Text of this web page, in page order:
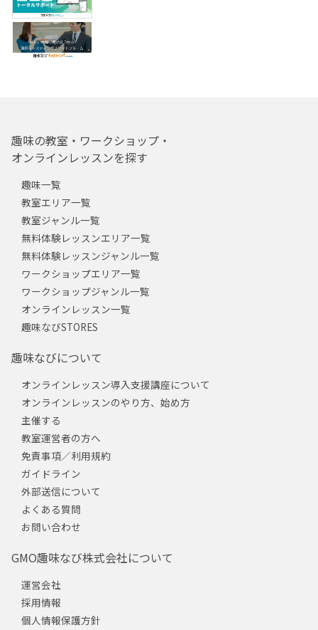
趣味の教室・ワークショップ・
オンラインレッスンを探す
趣味一覧
教室エリア一覧
教室ジャンル一覧
無料体験レッスンエリア一覧
無料体験レッスンジャンル一覧
ワークショップエリア一覧
ワークショップジャンル一覧
オンラインレッスン一覧
趣味なびSTORES
趣味なびについて
オンラインレッスン導入支援講座について
オンラインレッスンのやり方、始め方
主催する
教室運営者の方へ
免責事項／利用規約
ガイドライン
外部送信について
よくある質問
お問い合わせ
GMO趣味なび株式会社について
運営会社
採用情報
個人情報保護方針